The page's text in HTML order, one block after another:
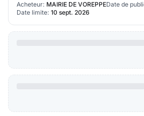
Acheteur: MAIRIE DE VOREPPEDate de
Date limite: 10 sept. 2026